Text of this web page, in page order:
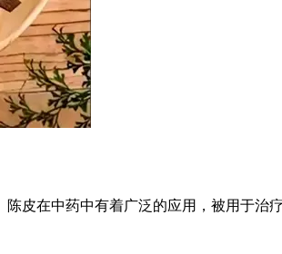
皮在中药中有着广泛的应用，被用于治